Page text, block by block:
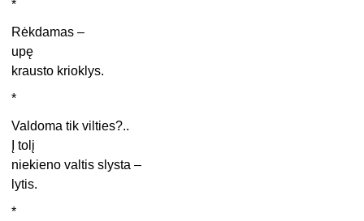
*
Rėkdamas –
upę
krausto krioklys.
*
Valdoma tik vilties?..
Į tolį
niekieno valtis slysta –
lytis.
*